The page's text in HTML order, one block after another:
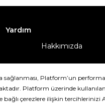
Yardım
Hakkımızda